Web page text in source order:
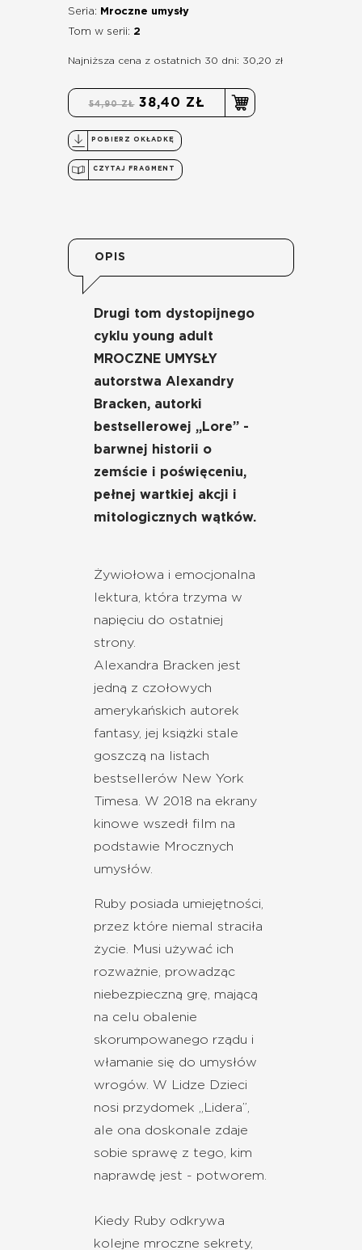
Seria:
Mroczne umysły
Tom w serii: 2
Najniższa cena z ostatnich 30 dni: 30,20 zł
54,90 ZŁ 38,40 ZŁ
POBIERZ OKŁADKĘ
CZYTAJ FRAGMENT
OPIS
Drugi tom dystopijnego
cyklu young adult
MROCZNE UMYSŁY
autorstwa Alexandry
Bracken, autorki
bestsellerowej „Lore” -
barwnej historii o
zemście i poświęceniu,
pełnej wartkiej akcji i
mitologicznych wątków.
Żywiołowa i emocjonalna
lektura, która trzyma w
napięciu do ostatniej
strony.
Alexandra Bracken jest
jedną z czołowych
amerykańskich autorek
fantasy, jej książki stale
goszczą na listach
bestsellerów New York
Timesa. W 2018 na ekrany
kinowe wszedł film na
podstawie Mrocznych
umysłów.
Ruby posiada umiejętności,
przez które niemal straciła
życie. Musi używać ich
rozważnie, prowadząc
niebezpieczną grę, mającą
na celu obalenie
skorumpowanego rządu i
włamanie się do umysłów
wrogów. W Lidze Dzieci
nosi przydomek „Lidera”,
ale ona doskonale zdaje
sobie sprawę z tego, kim
naprawdę jest - potworem.
Kiedy Ruby odkrywa
kolejne mroczne sekrety,